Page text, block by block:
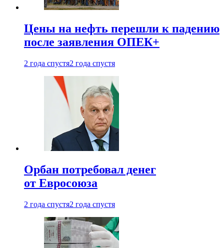
Цены на нефть перешли к падению
после заявления ОПЕК+
2 года спустя2 года спустя
Орбан потребовал денег
от Евросоюза
2 года спустя2 года спустя